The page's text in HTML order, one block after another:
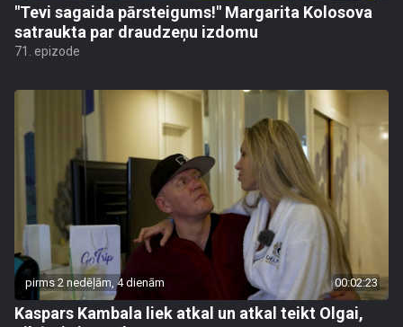
"Tevi sagaida pārsteigums!" Margarita Kolosova
satraukta par draudzeņu izdomu
71. epizode
pirms 2 nedēļām, 4 dienām 00:02:23
Kaspars Kambala liek atkal un atkal teikt Olgai,